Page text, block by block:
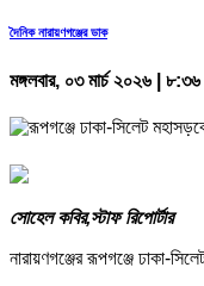
দৈনিক নারায়ণগঞ্জের ডাক
মঙ্গলবার, ০৩ মার্চ ২০২৬ |
সোহেল কবির,স্টাফ রিপোর্টার
নারায়ণগঞ্জের রূপগঞ্জে ঢাকা-